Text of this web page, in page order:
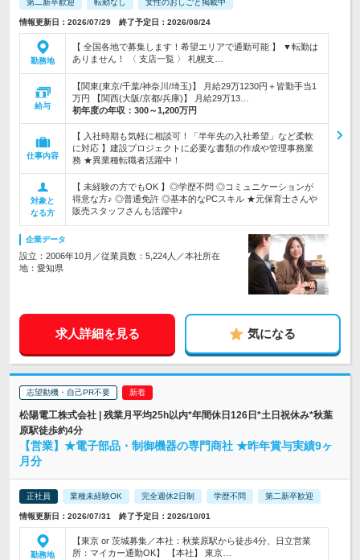
第二新卒歓迎 転勤なし 女性のおしごと掲載中
情報更新日：2026/07/29 終了予定日：2026/08/24
勤務地
【 全国各地で募集します！希望エリアで通勤可能 】 ▼転勤は
ありません！ 〈 支店一覧 〉 札幌支…
給与
【関東(東京/千葉/神奈川/埼玉)】 月給29万1230円＋皆勤手当1
万円 【関西(大阪/京都/兵庫)】 月給29万13…
初年度の年収： 300～1,200万円
仕事内容
【 入社時期も気軽に相談可！「半年先の入社希望」など柔軟
に対応 】建設プロジェクトに必要な書類の作成や管理事務業
務 ★異業種転職者活躍中！
対象と
なる方
【 未経験の方でもOK 】◎学歴不問 ◎コミュニケーションが
得意な方♪ ◎普通免許 ◎基本的なPCスキル ★元保育士さんや
販売スタッフさんも活躍中♪
企業データ
設立：2006年10月／従業員数：5,224人／本社所在
地：愛知県
求人詳細を見る 気になる
志望動機・自己PR不要
松陽電工株式会社 | 残業月平均25h以内*年間休日126日*土日祝休み*秋葉
原駅徒歩約4分
【営業】★電子部品・制御機器の専門商社 ★昨年賞与実績9ヶ
月分
正社員 業種未経験OK 完全週休2日制 学歴不問 第二新卒歓迎
情報更新日：2026/07/31 終了予定日：2026/10/01
勤務地
【東京 or 茨城募集／本社：秋葉原駅から徒歩4分、日立営業
所：マイカー通勤OK】 【本社】 東京…